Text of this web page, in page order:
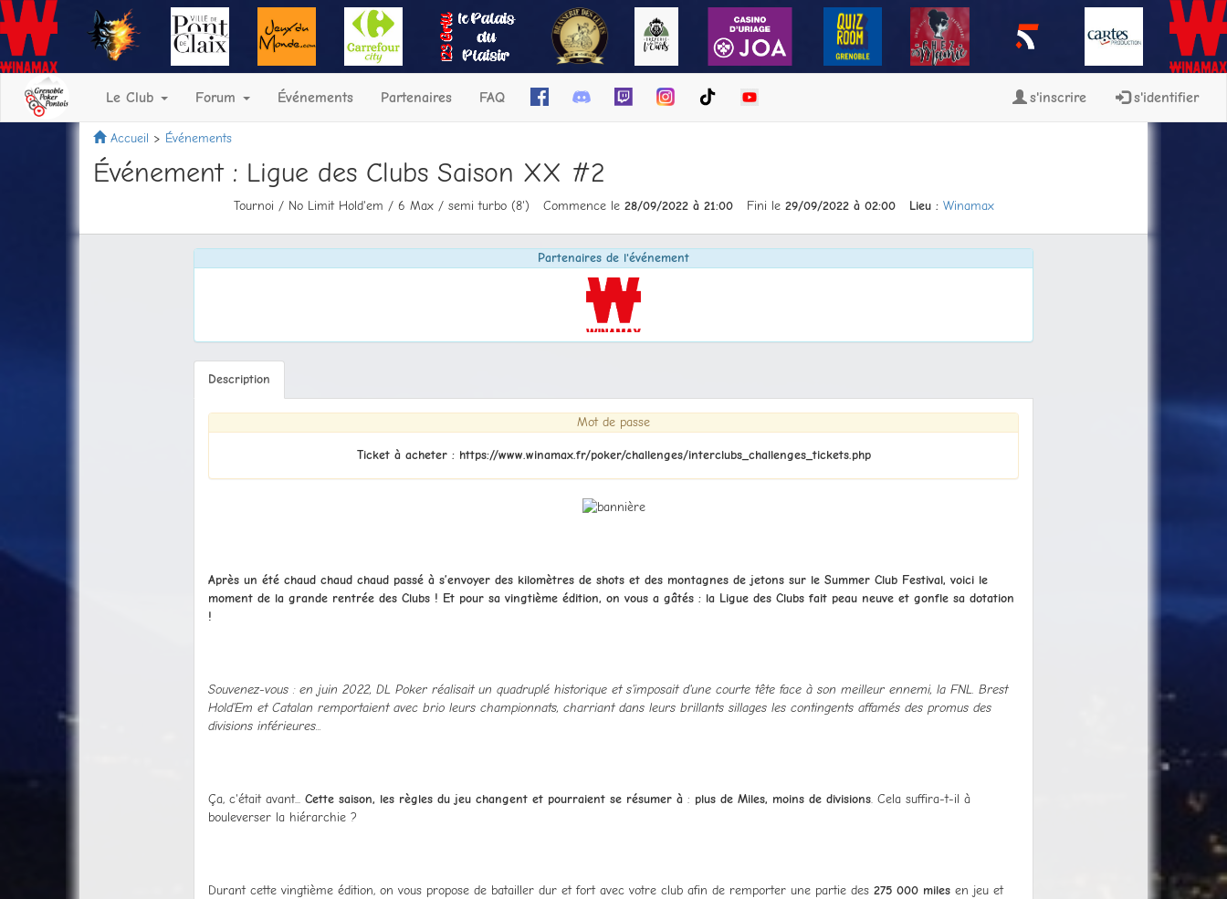
Le Club Forum Événements Partenaires FAQ s'inscrire s'identifier
Accueil Événements
Événement : Ligue des Clubs Saison XX #2
Tournoi / No Limit Hold'em / 6 Max / semi turbo (8') Commence le 28/09/2022 à 21:00 Fini le 29/09/2022 à 02:00 Lieu : Winamax
Partenaires de l'événement
Description
Mot de passe
Ticket à acheter : https://www.winamax.fr/poker/challenges/interclubs_challenges_tickets.php
Après un été chaud chaud chaud passé à s’envoyer des kilomètres de shots et des montagnes de jetons sur le Summer Club Festival, voici le
moment de la grande rentrée des Clubs ! Et pour sa vingtième édition, on vous a gâtés : la Ligue des Clubs fait peau neuve et gonfle sa dotation
!
Souvenez-vous : en juin 2022, DL Poker réalisait un quadruplé historique et s'imposait d'une courte tête face à son meilleur ennemi, la FNL. Brest
Hold'Em et Catalan remportaient avec brio leurs championnats, charriant dans leurs brillants sillages les contingents affamés des promus des
divisions inférieures...
Ça, c'était avant... Cette saison, les règles du jeu changent et pourraient se résumer à : plus de Miles, moins de divisions. Cela suffira-t-il à
bouleverser la hiérarchie ?
Durant cette vingtième édition, on vous propose de batailler dur et fort avec votre club afin de remporter une partie des 275 000 miles en jeu et